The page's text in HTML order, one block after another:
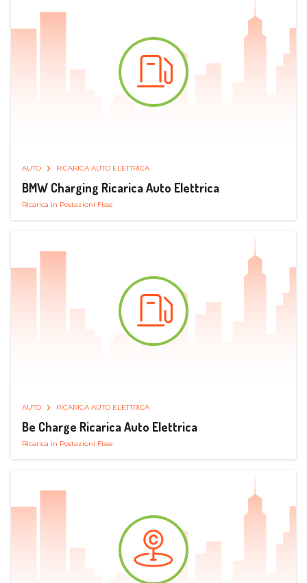
AUTO RICARICA AUTO ELETTRICA
BMW Charging Ricarica Auto Elettrica
Ricarica in Postazioni Fisse
AUTO RICARICA AUTO ELETTRICA
Be Charge Ricarica Auto Elettrica
Ricarica in Postazioni Fisse